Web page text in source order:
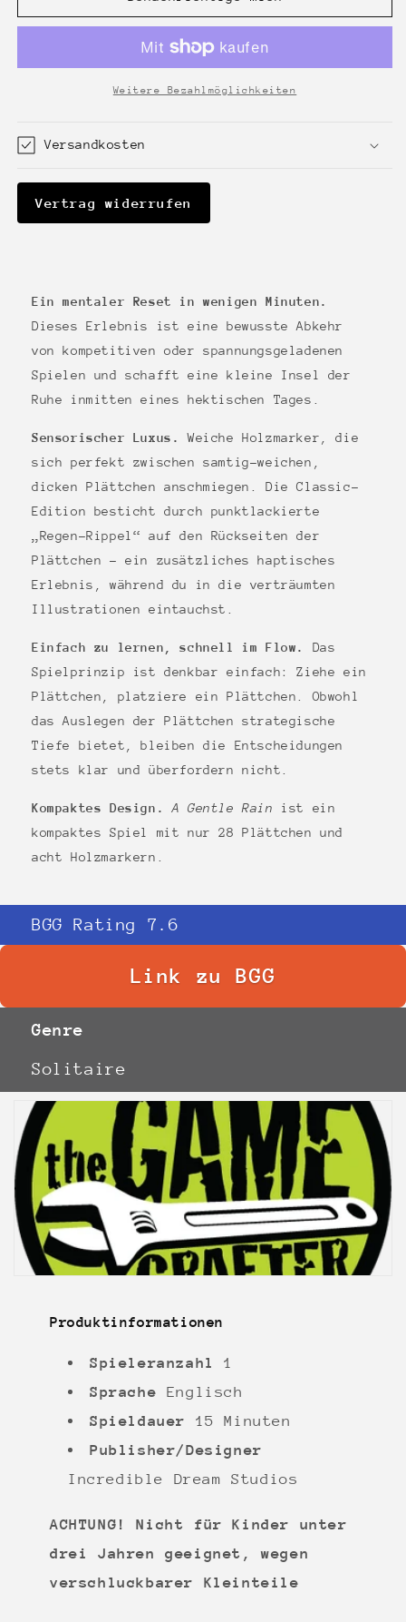
Hobby
Hobby
Edition
Weitere Bezahlmöglichkeiten
Versandkosten
Vertrag widerrufen
Ein mentaler Reset in wenigen Minuten.
Dieses Erlebnis ist eine bewusste Abkehr
von kompetitiven oder spannungsgeladenen
Spielen und schafft eine kleine Insel der
Ruhe inmitten eines hektischen Tages.
Sensorischer Luxus.
Weiche Holzmarker, die
sich perfekt zwischen samtig-weichen,
dicken Plättchen anschmiegen. Die Classic-
Edition besticht durch punktlackierte
„Regen-Rippel“ auf den Rückseiten der
Plättchen – ein zusätzliches haptisches
Erlebnis, während du in die verträumten
Illustrationen eintauchst.
Einfach zu lernen, schnell im Flow.
Das
Spielprinzip ist denkbar einfach: Ziehe ein
Plättchen, platziere ein Plättchen. Obwohl
das Auslegen der Plättchen strategische
Tiefe bietet, bleiben die Entscheidungen
stets klar und überfordern nicht.
Kompaktes Design. A Gentle Rain
ist ein
kompaktes Spiel mit nur 28 Plättchen und
acht Holzmarkern.
BGG Rating 7.6
Link zu BGG
Genre
Solitaire
Produktinformationen
Spieleranzahl1
Sprache Englisch
Spieldauer 15 Minuten
Publisher/Designer
Incredible Dream Studios
ACHTUNG! Nicht für Kinder unter
drei Jahren geeignet, wegen
verschluckbarer Kleinteile